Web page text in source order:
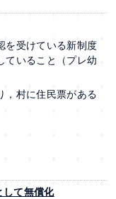
を受けている新制度
ていること（プレ幼
，村に住民票がある
して無償化